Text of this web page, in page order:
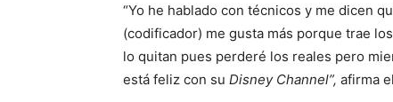
“Yo he hablado con técnicos y me dicen
(codificador) me gusta más porque trae
lo quitan pues perderé los reales pero
está feliz con su Disney Channel”, afirma